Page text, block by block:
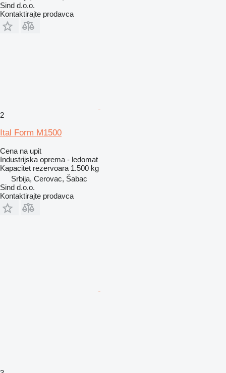
Sind d.o.o.
Kontaktirajte prodavca
2
Ital Form M1500
Cena na upit
Industrijska oprema - ledomat
Kapacitet rezervoara 1.500 kg
Srbija, Cerovac, Šabac
Sind d.o.o.
Kontaktirajte prodavca